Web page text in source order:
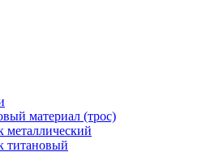
материал (трос)
металлический
титановый